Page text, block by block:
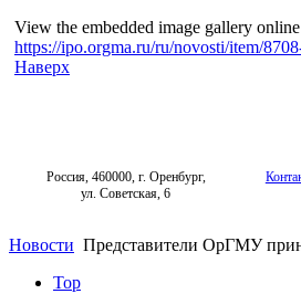
View the embedded image gallery
https://ipo.orgma.ru/ru/novosti/item/
Наверх
Россия, 460000, г. Оренбург,
ул. Советская, 6
Новости Представители ОрГМУ
Top